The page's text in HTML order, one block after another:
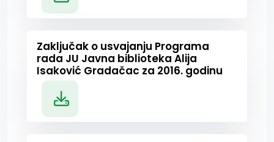
Zaključak o usvajanju Programa
rada JU Javna biblioteka Alija
Isaković Gradačac za 2016. godinu